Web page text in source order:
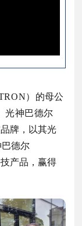
） 的母公
光神巴德尔
牌，以其光
德尔
产品，赢得